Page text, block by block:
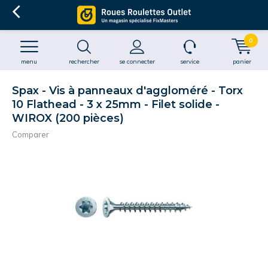
rechercher se connecter
menu service panier
0
Spax - Vis à panneaux d'aggloméré - Torx
10 Flathead - 3 x 25mm - Filet solide -
WIROX (200 pièces)
Comparer